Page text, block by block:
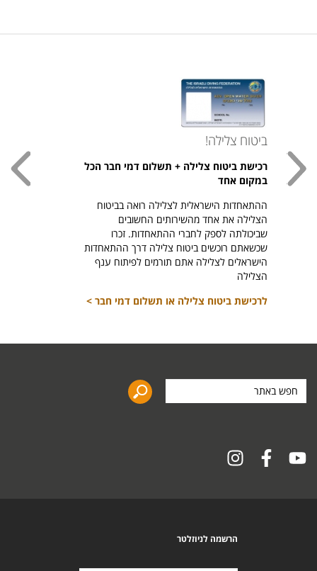
ביטוח צלילה!
רכישת ביטוח צלילה + תשלום דמי חבר הכל
במקום אחד
ההתאחדות הישראלית לצלילה רואה בביטוח
הצלילה את אחד מהשירותים החשובים
שביכולתה לספק לחברי ההתאחדות. זכרו
שכשאתם רוכשים ביטוח צלילה דרך ההתאחדות
הישראלים לצלילה אתם תורמים לפיתוח ענף
הצלילה
לרכישת ביטוח צלילה או תשלום דמי חבר >
באתר
הרשמה לניוזלטר